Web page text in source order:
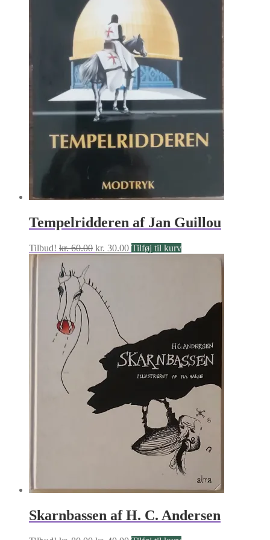
Tempelridderen af Jan Guillou
Tilbud! kr.60.00 Den
oprindelige
kr. 60.00.
kr. 30.00Den
Tilføj til kurv
Skarnbassen af H. C. Andersen